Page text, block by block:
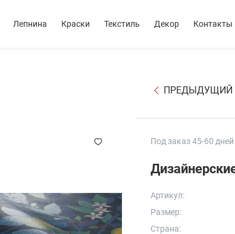
Лепнина Краски Текстиль Декор Контакты
ПРЕДЫДУЩИЙ
Под заказ 45-60 дней
Артикул:
Размер:
Страна: